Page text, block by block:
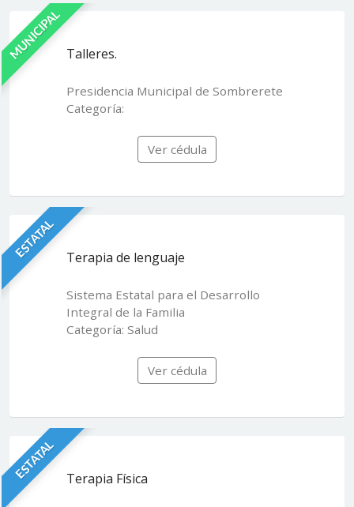
MUNICIPAL Talleres.
Presidencia Municipal de Sombrerete
Categoría:
Ver cédula
ESTATAL Terapia de lenguaje
Sistema Estatal para el Desarrollo
Integral de la Familia
Categoría: Salud
Ver cédula
ESTATAL Terapia Física